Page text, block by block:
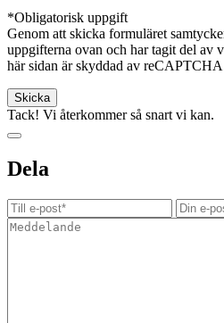
*Obligatorisk uppgift
Genom att skicka formuläret
uppgifterna ovan och har tagit del av
här sidan är skyddad av
Tack! Vi återkommer så snart vi kan.
Dela